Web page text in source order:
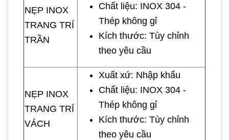
NẸP INOX
TRANG TRÍ
TRẦN
Chất liệu: INOX 304 -
Thép không gỉ
Kích thước: Tùy chỉnh
theo yêu cầu
NẸP INOX
TRANG TRÍ
VÁCH
Xuất xứ: Nhập khẩu
Chất liệu: INOX 304 -
Thép không gỉ
Kích thước: Tùy chỉnh
theo yêu cầu